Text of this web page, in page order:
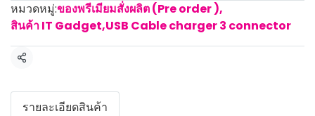
หมวดหมู่:ของพรีเมียมสั่งผลิต (Pre order ),
สินค้า IT Gadget,USB Cable charger 3 connector
แชร์
รายละเอียดสินค้า